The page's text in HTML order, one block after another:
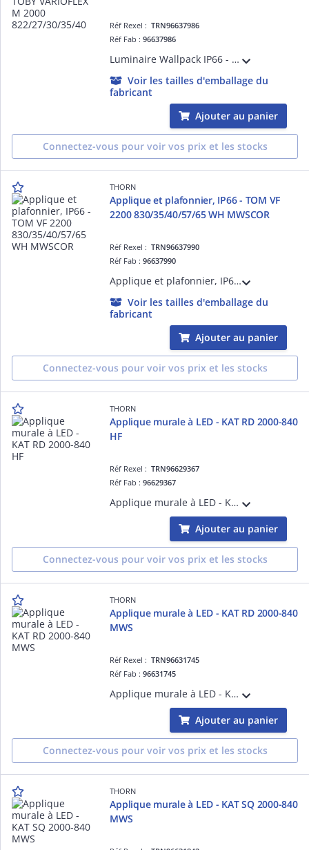
Réf Rexel :TRN96637986
Réf Fab :96637986
Luminaire Wallpack IP66 - TOBY VARIOFLEX M 2000 822/27/30/35/40 - Alimentation pour luminaires LED ¿ 17W ¿ 4000K ¿ Ra>80 ¿ IP66
Voir les tailles d'emballage du
fabricant
Ajouter au panier
Connectez-vous pour voir vos prix et les stocks
THORN
Applique et plafonnier, IP66 - TOM VF
2200 830/35/40/57/65 WH MWSCOR
Réf Rexel :TRN96637990
Réf Fab :96637990
Applique et plafonnier, IP66 - TOM VF 2200 830/35/40/57/65 WH MWSCOR - Plafonnier LED pour éclairage intérieur performant ¿ 20W ¿ 6500K ¿ Ra>80 ¿ IP66 ¿ version détection
Voir les tailles d'emballage du
fabricant
Ajouter au panier
Connectez-vous pour voir vos prix et les stocks
THORN
Applique murale à LED - KAT RD 2000-840
HF
Réf Rexel :TRN96629367
Réf Fab :96629367
Applique murale à LED - KAT RD 2000-840 HF - Câble pour raccordement de luminaires ¿ 1950 lm ¿ 16.3W ¿ 4000K ¿ IP65
Ajouter au panier
Connectez-vous pour voir vos prix et les stocks
THORN
Applique murale à LED - KAT RD 2000-840
MWS
Réf Rexel :TRN96631745
Réf Fab :96631745
Applique murale à LED - KAT RD 2000-840 MWS - Câble pour raccordement de luminaires ¿ 1950 lm ¿ 16.3W ¿ 4000K ¿ IP65 ¿ version détection
Ajouter au panier
Connectez-vous pour voir vos prix et les stocks
THORN
Applique murale à LED - KAT SQ 2000-840
MWS